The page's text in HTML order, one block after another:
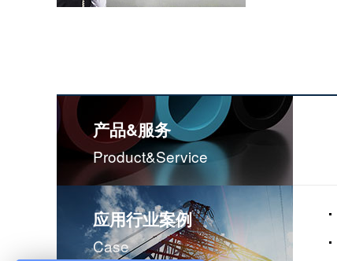
不锈钢骨驾油封-螺杆空气压缩机油封
产品&服务
Product&service
应用行业案例
Case